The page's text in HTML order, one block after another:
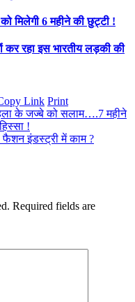
मिलेगी 6 महीने की छुट्टी !
कर रहा इस भारतीय लड़की की
Link Print
के जज्बे को सलाम….7 महीने
!
फैशन इंडस्ट्री में काम ?
Required fields are